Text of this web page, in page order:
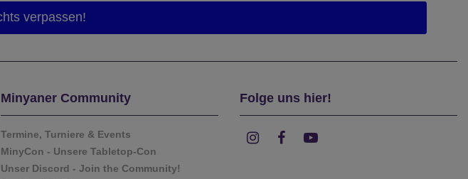
Minyaner Community
Termine, Turniere & Events
MinyCon - Unsere Tabletop-Con
Unser Discord - Join the Community!
Folge uns hier!